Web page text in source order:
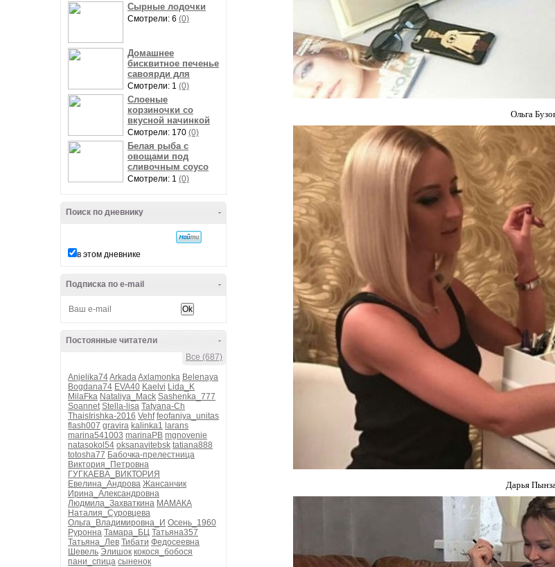
Сырные лодочки
Смотрели: 6 (0)
Домашнее
бисквитное печенье
савоярди для
Смотрели: 1 (0)
Слоеные
корзиночки со
вкусной начинкой
Смотрели: 170 (0)
Белая рыба с
овощами под
сливочным соусо
Смотрели: 1 (0)
-
Поиск по дневнику
в этом дневнике
-
Подписка по e-mail
-
Постоянные читатели
Все (687)
Anjelika74ArkadaAxlamonka Belenaya
Bogdana74 EVA40 Kaelvi Lida_K
MilaFka Nataliya_Mack Sashenka_777
Soannet Stella-lisa Tatyana-Ch
ThaisIrishka-2016 Vehf feofaniya_unitas
flash007 gravira kalinka1 larans
marina541003 marinaPB mgnovenie
natasokol54 oksanavitebsk tatiana888
totosha77 Бабочка-прелестница
Виктория_Петровна
ГУГКАЕВА_ВИКТОРИЯ
Евелина_Андрова Жансанчик
Ирина_Александровна
Людмила_Захваткина МАМАКА
Наталия_Суровцева
Ольга_Владимировна_И Осень_1960
Руронна Тамара_БЦ Татьяна357
Татьяна_Лев Тибати Федосеевна
Шевель Элишок кокося_бобося
пани_спица сыненок
Ольга
Дарья